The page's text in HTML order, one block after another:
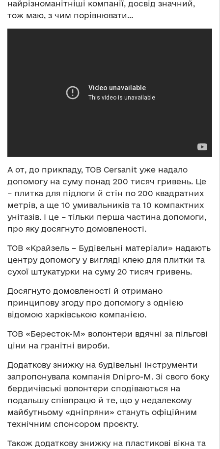
найрізноманітніші компанії, досвід значний,
тож маю, з чим порівнювати…
А от, до прикладу, ТОВ Cersanit уже надало
допомогу на суму понад 200 тисяч гривень. Це
– плитка для підлоги й стін по 200 квадратних
метрів, а ще 10 умивальників та 10 компактних
унітазів. І це – тільки перша частина допомоги,
про яку досягнуто домовленості.
ТОВ «Крайзель – Будівельні матеріали» надають
центру допомогу у вигляді клею для плитки та
сухої штукатурки на суму 20 тисяч гривень.
Досягнуто домовленості й отримано
принципову згоду про допомогу з однією
відомою харківською компанією.
ТОВ «Бересток-М» волонтери вдячні за пільгові
ціни на гранітні вироби.
Додаткову знижку на будівельні інструменти
запропонувала компанія Dnipro-M. Зі свого боку
бердичівські волонтери сподіваються на
подальшу співпрацю й те, що у недалекому
майбутньому «дніпряни» стануть офіційним
технічним спонсором проєкту.
Також додаткову знижку на пластикові вікна та